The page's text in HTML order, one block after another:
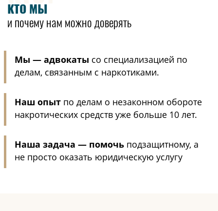
КТО МЫ
и почему нам можно доверять
Мы — адвокаты со специализацией по
делам, связанным с наркотиками.
Наш опыт по делам о незаконном обороте
накротических средств уже больше 10 лет.
Наша задача — помочь подзащитному, а
не просто оказать юридическую услугу